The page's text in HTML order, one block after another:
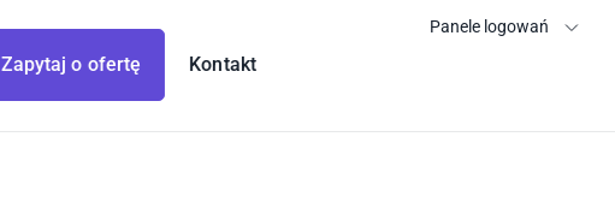
Zapytaj o ofertę Kontakt
Panele logowań